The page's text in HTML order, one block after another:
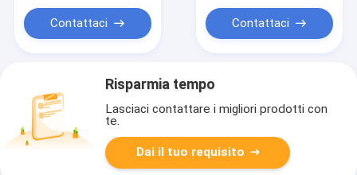
Contattaci Contattaci
Risparmia tempo
Lasciaci contattare i migliori prodotti con
te.
Dai il tuo requisito